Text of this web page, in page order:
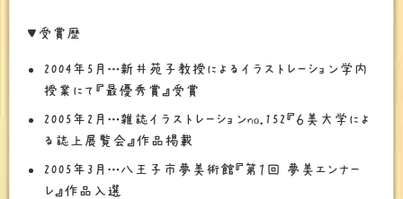
▼受賞歴
2004年5月…新井苑子教授によるイラストレーション学内
授業にて『最優秀賞』受賞
2005年2月…雑誌イラストレーションno.152『６美大学によ
る誌上展覧会』作品掲載
2005年3月…八王子市夢美術館『第１回 夢美エンナー
レ』作品入選